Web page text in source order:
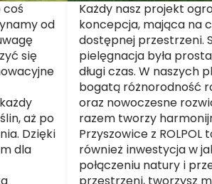
coś
od
się
aż po
Dzięki
dla
Każdy nasz projekt
koncepcja, mająca na
dostępnej przestrzeni.
pielęgnacja była
długi czas. W naszych
bogatą różnorodność
oraz nowoczesne
razem tworzy
Przyszowice z
również inwestycja w
połączeniu natury i